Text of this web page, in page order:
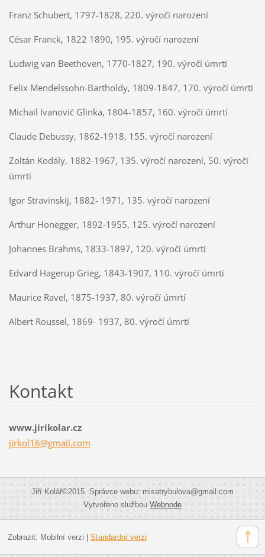
Franz Schubert, 1797-1828, 220. výročí narození
César Franck, 1822 1890, 195. výročí narození
Ludwig van Beethoven, 1770-1827, 190. výročí úmrtí
Felix Mendelssohn-Bartholdy, 1809-1847, 170. výročí úmrtí
Michail Ivanovič Glinka, 1804-1857, 160. výročí úmrtí
Claude Debussy, 1862-1918, 155. výročí narození
Zoltán Kodály, 1882-1967, 135. výročí narození, 50. výročí
úmrtí
Igor Stravinskij, 1882- 1971, 135. výročí narození
Arthur Honegger, 1892-1955, 125. výročí narození
Johannes Brahms, 1833-1897, 120. výročí úmrtí
Edvard Hagerup Grieg, 1843-1907, 110. výročí úmrtí
Maurice Ravel, 1875-1937, 80. výročí úmrtí
Albert Roussel, 1869- 1937, 80. výročí úmrtí
Kontakt
www.jirikolar.cz
jirkol16@gmail.com
Jiří Kolář©2015. Správce webu: misatrybulova@gmail.com
Vytvořeno službouWebnode
Zobrazit: Mobilní verzi Standardní verzi